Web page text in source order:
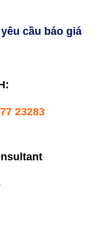
cầu báo giá
23283